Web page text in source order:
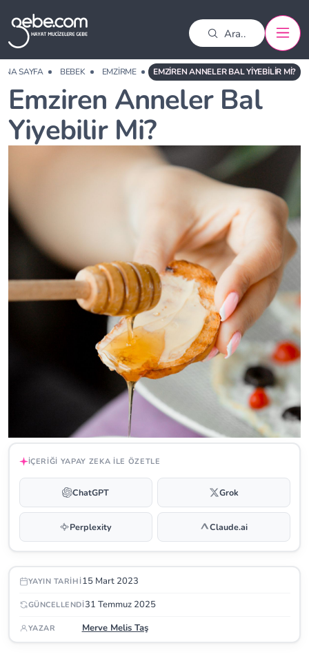
SAYFA BEBEK EMZIRME EMZIREN ANNELER BAL YIYEBILIR MI?
Emziren Anneler Bal
Yiyebilir Mi?
İÇERIĞI YAPAY ZEKA ILE ÖZETLE
ChatGPT Grok
Perplexity Claude.ai
YAYIN TARIHI15 Mart 2023
GÜNCELLENDI31 Temmuz 2025
YAZAR Merve Melis Taş